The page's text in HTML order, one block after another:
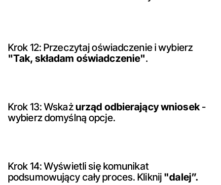
Krok 12: Przeczytaj oświadczenie i wybierz
"Tak, składam oświadczenie".
Krok 13: Wskażurząd odbierający wniosek-
wybierz domyślną opcje.
Krok 14: Wyświetli się komunikat
podsumowujący cały proces. Kliknij "dalej”.